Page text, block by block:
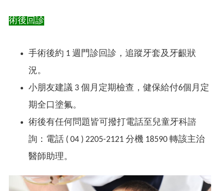
術後回診
手術後約 1 週門診回診，追蹤牙套及牙齦狀
況。
小朋友建議 3 個月定期檢查，健保給付6個月定
期全口塗氟。
術後有任何問題皆可撥打電話至兒童牙科諮
詢：電話 ( 04 ) 2205-2121 分機 18590 轉該主治
醫師助理。